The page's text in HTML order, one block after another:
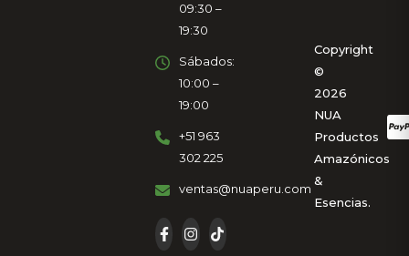
09:30 –
19:30
Sábados:
10:00 –
19:00
+51 963
302 225
ventas@nuaperu.com
Copyright
©
2026
NUA
Productos
Amazónicos
&
Esencias.